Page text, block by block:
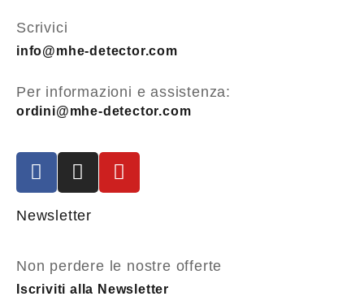
Scrivici
info@mhe-detector.com
Per informazioni e assistenza:
ordini@mhe-detector.com
Newsletter
Non perdere le nostre offerte
Iscriviti alla Newsletter